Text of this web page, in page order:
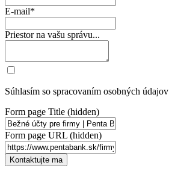
E-mail*
Priestor na vašu správu...
Súhlasím so spracovaním osobných údajov
Form page Title (hidden)
Form page URL (hidden)